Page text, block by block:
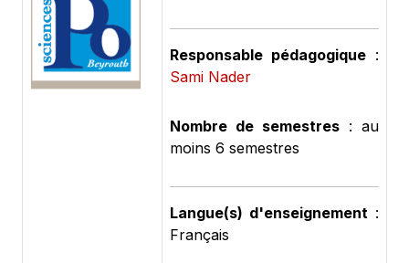
Responsable pédagogique :
Sami Nader
Nombre de semestres : au
moins 6 semestres
Langue(s) d'enseignement :
Français